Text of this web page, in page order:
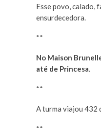
Esse povo, calado,
ensurdecedora.
**
No Maison
até de Princesa.
**
A turma viajou 432
**